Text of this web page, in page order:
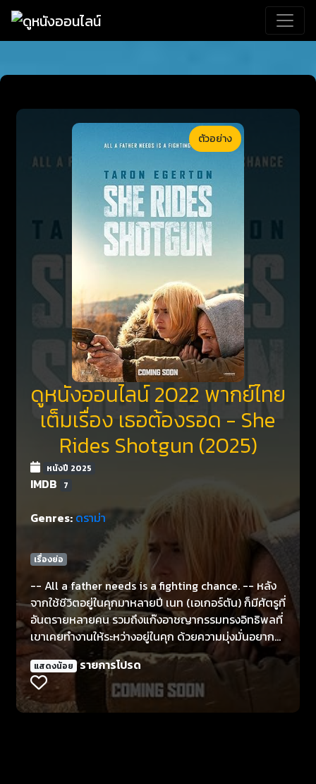
ตัวอย่าง
ดูหนังออนไลน์ 2022 พากย์ไทย
เต็มเรื่อง เธอต้องรอด - She
Rides Shotgun (2025)
หนังปี 2025
IMDB 7
Genres: ดราม่า
เรื่องย่อ
-- All a father needs is a fighting chance. -- หลัง
จากใช้ชีวิตอยู่ในคุกมาหลายปี เนท (เอเกอร์ตัน) ก็มีศัตรูที่
อันตรายหลายคน รวมถึงแก๊งอาชญากรรมทรงอิทธิพลที่
เขาเคยทำงานให้ระหว่างอยู่ในคุก ด้วยความมุ่งมั่นอยาก
เริ่มต้นใหม่ เนทจึงตัดขาดจากแก๊งเก่าทันทีหลังพ้นโทษ
แต่แก๊งนั้นกลับตอบโต้ด้วยการสั่งเก็บครอบครัวของเขา
เนทรับตัวพอลลี่ ลูกสาววัยสิบขวบที่เขาแทบไม่รู้จัก แล้ว
หลบหนีไปเพื่อปกป้องเธอจากอันตราย
แสดงน้อย รายการโปรด